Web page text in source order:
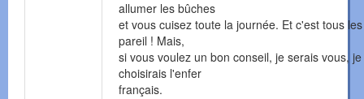
allumer les bûches
et vous cuisez toute la journée. Et c'est tous
pareil ! Mais,
si vous voulez un bon conseil, je serais vous, je
choisirais l'enfer
français.